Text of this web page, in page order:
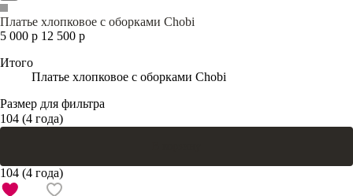
Платье хлопковое с оборками Chobi
5 000 р 12 500 р
Итого
Платье хлопковое с оборками Chobi
Размер для фильтра
104 (4 года)
104 (4 года)